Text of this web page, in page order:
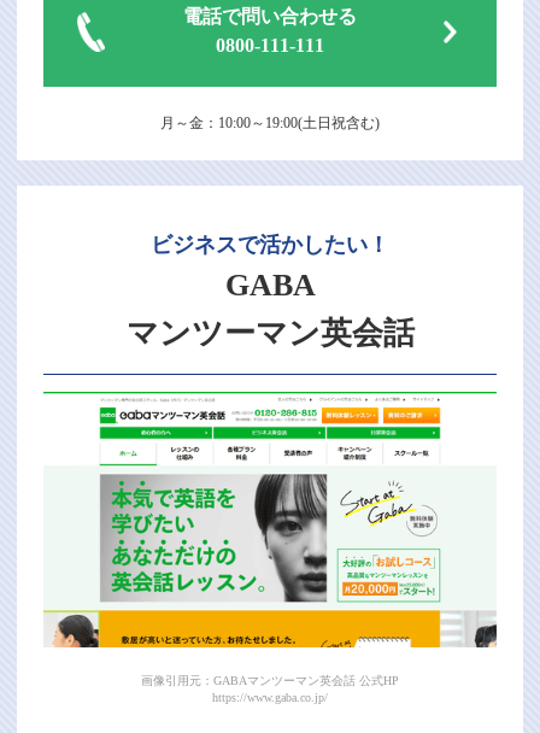
電話で問い合わせる
0800-111-111
月～金：10:00～19:00(土日祝含む)
ビジネスで活かしたい！
GABA
マンツーマン英会話
画像引用元：GABAマンツーマン英会話 公式HP
https://www.gaba.co.jp/